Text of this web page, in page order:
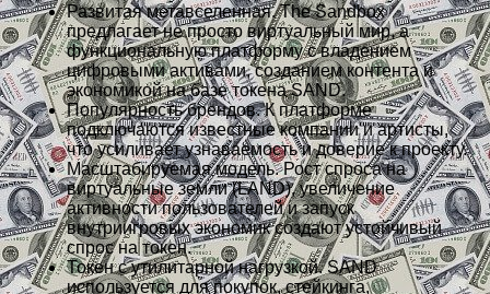
Развитая метавселенная. The Sandbox
предлагает не просто виртуальный мир, а
функциональную платформу с владением
цифровыми активами, созданием контента и
экономикой на базе токена SAND.
Популярность брендов. К платформе
подключаются известные компании и артисты,
что усиливает узнаваемость и доверие к проекту.
Масштабируемая модель. Рост спроса на
виртуальные земли (LAND), увеличение
активности пользователей и запуск
внутриигровых экономик создают устойчивый
спрос на токен.
Токен с утилитарной нагрузкой. SAND
используется для покупок, стейкинга,